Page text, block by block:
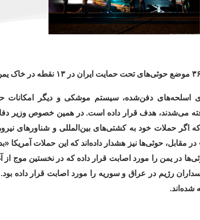
اسلحه‌های دفن‌شده، سیستم موشکی و دیگر امکانات
می‌شدند، هدف قرار داده است. در همین خصوص وزیر
حملات خود به کشتی‌های بین‌المللی و شناورهای
مقابل، حوثی‌ها نیز هشدار داده‌اند که این حملات آمریکا
در یمن را مورد اصابت قرار داده که در نخستین‌ موج از
شده‌اند.